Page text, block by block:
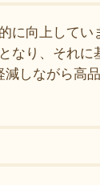
に向上して
なり、それ
しながら高